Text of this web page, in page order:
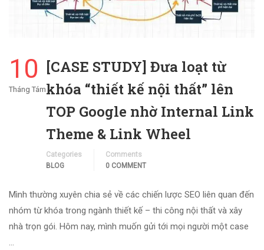
10
Tháng Tám
[CASE STUDY] Đưa loạt từ
khóa “thiết kế nội thất” lên
TOP Google nhờ Internal Link
Theme & Link Wheel
Categories
BLOG
Comments
0 COMMENT
Mình thường xuyên chia sẻ về các chiến lược SEO liên quan đến
nhóm từ khóa trong ngành thiết kế – thi công nội thất và xây
nhà trọn gói. Hôm nay, mình muốn gửi tới mọi người một case
…